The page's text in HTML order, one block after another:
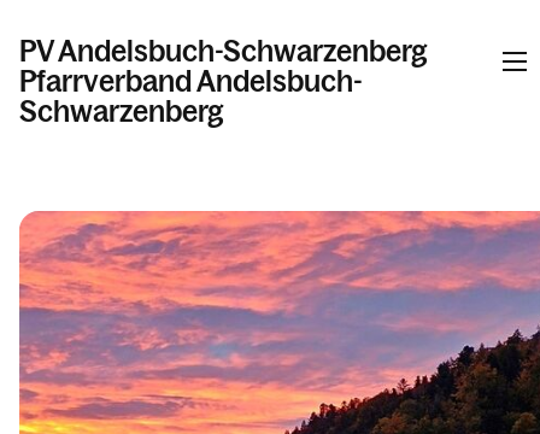
PV Andelsbuch-Schwarzenberg
Pfarrverband Andelsbuch-
Schwarzenberg
Kalender
Personen